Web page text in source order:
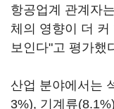
항공업계 관계자
체의 영향이 더
보인다"고 평가했
산업 분야에서는
3%), 기계류